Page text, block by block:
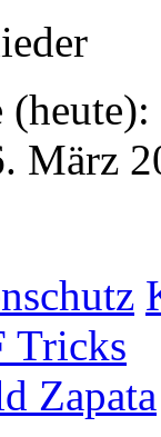
März
Tricks
Zapata